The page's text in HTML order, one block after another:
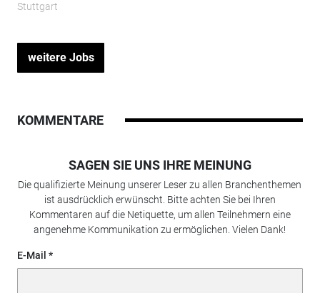
Stuttgart
weitere Jobs
KOMMENTARE
SAGEN SIE UNS IHRE MEINUNG
Die qualifizierte Meinung unserer Leser zu allen Branchenthemen
ist ausdrücklich erwünscht. Bitte achten Sie bei Ihren
Kommentaren auf die Netiquette, um allen Teilnehmern eine
angenehme Kommunikation zu ermöglichen. Vielen Dank!
E-Mail